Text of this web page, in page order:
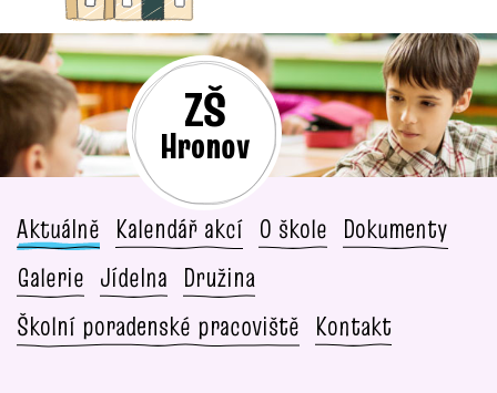
ZŠ
Hronov
Aktuálně Kalendář akcí O škole Dokumenty
Galerie Jídelna Družina
Školní poradenské pracoviště Kontakt